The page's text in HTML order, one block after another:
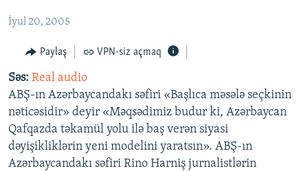
QANUNI DOĞRU
ARAŞDIRMA
MULTIMEDIA
VIDEO
FOTOQALEREYA
İNFOQRAFIKA
RADIO ARXIV
OXU ZALI
AZƏRBAYCAN ƏDƏBIYYATI KITABXANASI
HAQQIMIZDA
MISSIYAMIZ
BIZI IZLƏ
İyul 20, 2005
Paylaş VPN-siz açmaq
Səs: Real audio
ABŞ-ın Azərbaycandakı səfiri «Başlıca məsələ seçkinin
nəticəsidir» deyir «Məqsədimiz budur ki, Azərbaycan
Qafqazda təkamül yolu ilə baş verən siyasi
dəyişikliklərin yeni modelini yaratsın». ABŞ-ın
Azərbaycandakı səfiri Rino Harniş jurnalistlərin